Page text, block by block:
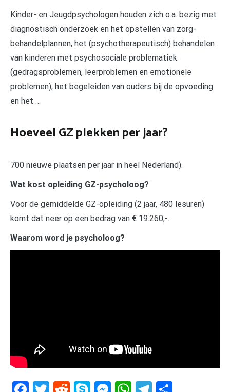
Kinder- en Jeugdpsychologen houden zich o.a. bezig met
diagnostisch onderzoek en het opstellen van zorg-
behandelplannen, het (psychotherapeutisch) behandelen
van kinderen met psychosociale problematiek
(gedragsproblemen, leerproblemen en emotionele
problemen), het begeleiden van ouders bij de opvoeding
en het …
Hoeveel GZ plekken per jaar?
700 nieuwe plaatsen per jaar in heel Nederland).
Wat kost opleiding GZ-psycholoog?
Voor de gemiddelde GZ-opleiding (2 jaar, 480 lesuren)
komt dat neer op een bedrag van € 19.260,-.
Waarom word je psycholoog?